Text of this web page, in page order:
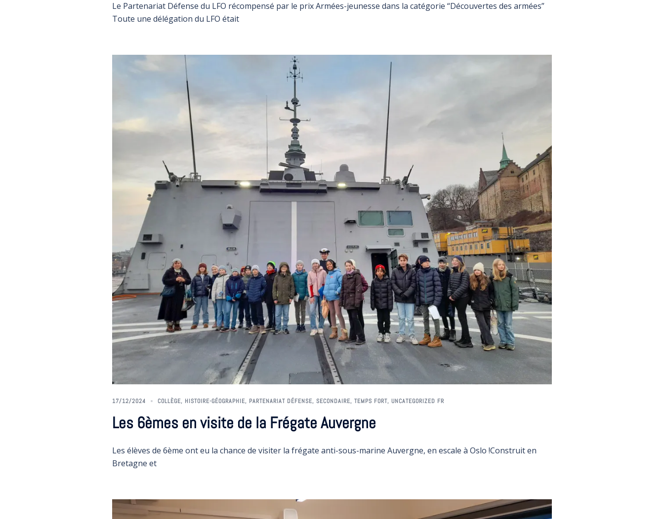
Le Partenariat Défense du LFO récompensé par le prix Armées-jeunesse dans la catégorie “Découvertes des armées”
Toute une délégation du LFO était
17/12/2024 COLLÈGE, HISTOIRE-GÉOGRAPHIE, PARTENARIAT DÉFENSE, SECONDAIRE, TEMPS FORT, UNCATEGORIZED FR
Les 6èmes en visite de la Frégate Auvergne
Les élèves de 6ème ont eu la chance de visiter la frégate anti-sous-marine Auvergne, en escale à Oslo !Construit en
Bretagne et